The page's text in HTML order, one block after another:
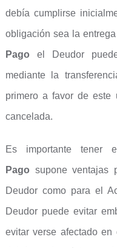
debía cumplirse
obligación sea la
Pago el Deudor
mediante la
primero a favor de este
cancelada.
Es importante
Pago supone ventajas
Deudor como para el
Deudor puede evitar
evitar verse afectado